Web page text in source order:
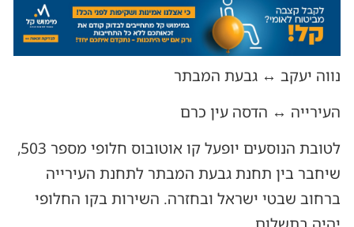
נווה יעקב ↔️ גבעת המבתר
העירייה ↔️ הדסה עין כרם
לטובת הנוסעים יופעל קו אוטובוס חלופי מספר 503,
שיחבר בין תחנת גבעת המבתר לתחנת העירייה
ברחוב שבטי ישראל ובחזרה. השירות בקו החלופי